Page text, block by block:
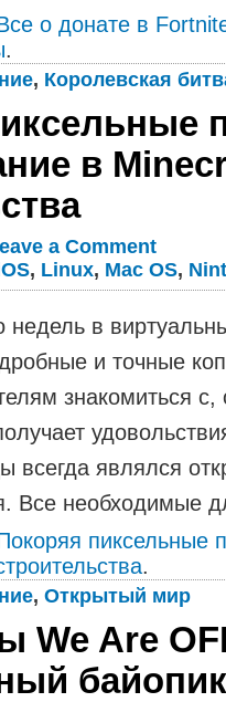
о донате в
.
, Королевская
в
a Comment
, Linux, Mac OS,
недель в
и точные
знакомиться
всегда являлся
Все необходимые
пиксельные
.
,Открытый мир
We Are
байопик